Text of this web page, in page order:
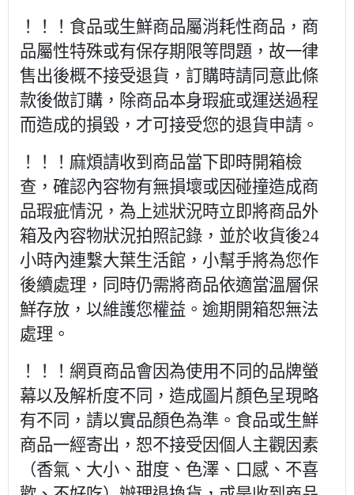
！！！食品或生鮮商品屬消耗性商品，商
品屬性特殊或有保存期限等問題，故一律
售出後概不接受退貨，訂購時請同意此條
款後做訂購，除商品本身瑕疵或運送過程
而造成的損毀，才可接受您的退貨申請。
！！！麻煩請收到商品當下即時開箱檢
查，確認內容物有無損壞或因碰撞造成商
品瑕疵情況，為上述狀況時立即將商品外
箱及內容物狀況拍照記錄，並於收貨後24
小時內連繫大葉生活館，小幫手將為您作
後續處理，同時仍需將商品依適當溫層保
鮮存放，以維護您權益。逾期開箱恕無法
處理。
！！！網頁商品會因為使用不同的品牌螢
幕以及解析度不同，造成圖片顏色呈現略
有不同，請以實品顏色為準。食品或生鮮
商品一經寄出，恕不接受因個人主觀因素
（香氣、大小、甜度、色澤、口感、不喜